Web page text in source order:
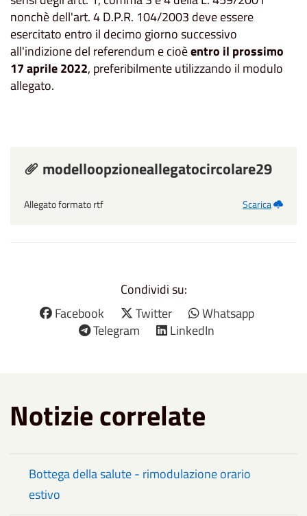
nonchè dell'art. 4 D.P.R. 104/2003 deve essere
esercitato entro il decimo giorno successivo
all'indizione del referendum e cioèentro il prossimo
17 aprile 2022, preferibilmente utilizzando il modulo
allegato.
modelloopzioneallegatocircolare29
Allegato formato rtf Scarica
Condividi su:
Facebook
Twitter
Whatsapp
Telegram
LinkedIn
Notizie correlate
Bottega della salute - rimodulazione orario
estivo